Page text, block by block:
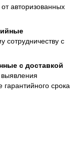
авторизованных
сотрудничеству с
с доставкой
гарантийного срока